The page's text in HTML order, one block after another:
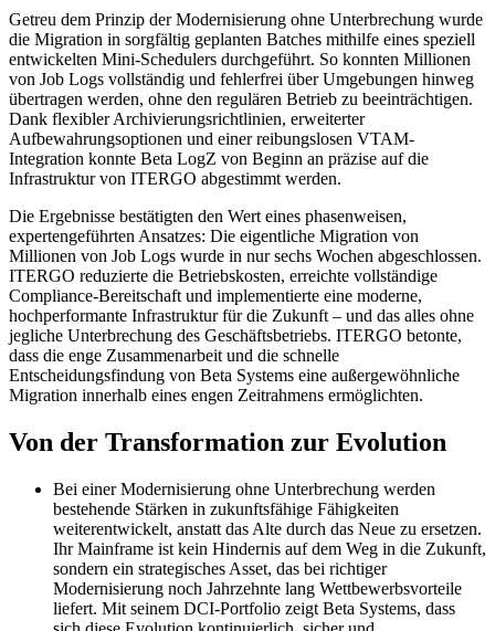
Getreu dem Prinzip der Modernisierung ohne Unterbrechung wurde
die Migration in sorgfältig geplanten Batches mithilfe eines speziell
entwickelten Mini-Schedulers durchgeführt. So konnten Millionen
von Job Logs vollständig und fehlerfrei über Umgebungen hinweg
übertragen werden, ohne den regulären Betrieb zu beeinträchtigen.
Dank flexibler Archivierungsrichtlinien, erweiterter
Aufbewahrungsoptionen und einer reibungslosen VTAM-
Integration konnte Beta LogZ von Beginn an präzise auf die
Infrastruktur von ITERGO abgestimmt werden.
Die Ergebnisse bestätigten den Wert eines phasenweisen,
expertengeführten Ansatzes: Die eigentliche Migration von
Millionen von Job Logs wurde in nur sechs Wochen abgeschlossen.
ITERGO reduzierte die Betriebskosten, erreichte vollständige
Compliance-Bereitschaft und implementierte eine moderne,
hochperformante Infrastruktur für die Zukunft – und das alles ohne
jegliche Unterbrechung des Geschäftsbetriebs. ITERGO betonte,
dass die enge Zusammenarbeit und die schnelle
Entscheidungsfindung von Beta Systems eine außergewöhnliche
Migration innerhalb eines engen Zeitrahmens ermöglichten.
Von der Transformation zur Evolution
Bei einer Modernisierung ohne Unterbrechung werden
bestehende Stärken in zukunftsfähige Fähigkeiten
weiterentwickelt, anstatt das Alte durch das Neue zu ersetzen.
Ihr Mainframe ist kein Hindernis auf dem Weg in die Zukunft,
sondern ein strategisches Asset, das bei richtiger
Modernisierung noch Jahrzehnte lang Wettbewerbsvorteile
liefert. Mit seinem DCI-Portfolio zeigt Beta Systems, dass